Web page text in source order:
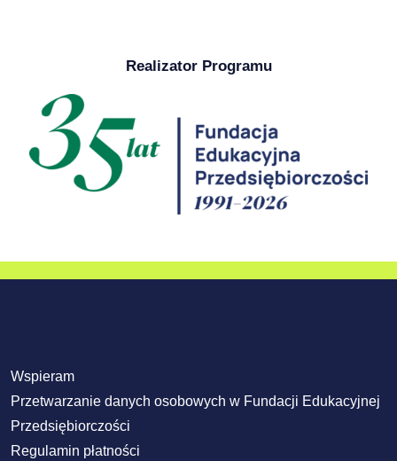
Realizator Programu
Wspieram
Przetwarzanie danych osobowych w Fundacji Edukacyjnej
Przedsiębiorczości
Regulamin płatności